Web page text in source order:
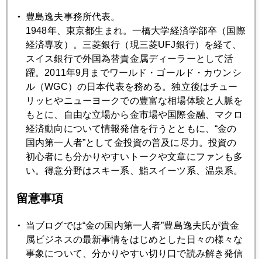
2018年10月30日
市場騒擾、スタグフレーションの影
2018年10月29日
今週の市場読む勘所
2018年10月26日
ＮＹ株は時間外でアマゾンショック
日経平均２万円割れあるか
2018年10月24日
金にも新規マネー流入
豊島逸夫事務所代表。
1948年、東京都生まれ。一橋大学経済学部卒（国際
経済専攻）。三菱銀行（現三菱UFJ銀行）を経て、
スイス銀行で外国為替貴金属ディーラーとして活
躍。2011年9月までワールド・ゴールド・カウンシ
ル（WGC）の日本代表を務める。独立後はチュー
リッヒやニューヨークでの豊富な相場体験と人脈を
もとに、自由な立場から金市場や国際金融、マクロ
経済動向について情報発信を行うとともに、“金の
国内第一人者”として金投資の普及に尽力。投資の
初心者にも分かりやすいトークや文章にファンも多
い。得意分野はスキー系、鮨スイーツ系、温泉系。
留意事項
当ブログでは“金の国内第一人者”豊島逸夫氏が貴金
属ビジネスの最新事情をはじめとした日々の様々な
事象について、分かりやすい切り口で読み解き発信